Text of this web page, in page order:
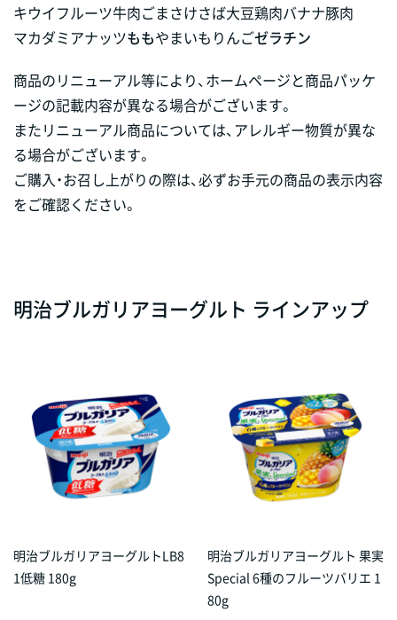
キウイフルーツ牛肉ごまさけさば大豆鶏肉バナナ豚肉
マカダミアナッツももやまいも りんごゼラチン
商品のリニューアル等により、ホームページと商品パッケ
ージの記載内容が異なる場合がございます。
またリニューアル商品については、アレルギー物質が異な
る場合がございます。
ご購入・お召し上がりの際は、必ずお手元の商品の表示内容
をご確認ください。
明治ブルガリアヨーグルト ラインアップ
明治ブルガリアヨーグルトLB8
1低糖 180g
明治ブルガリアヨーグルト 果実
Special 6種のフルーツバリエ 1
80g